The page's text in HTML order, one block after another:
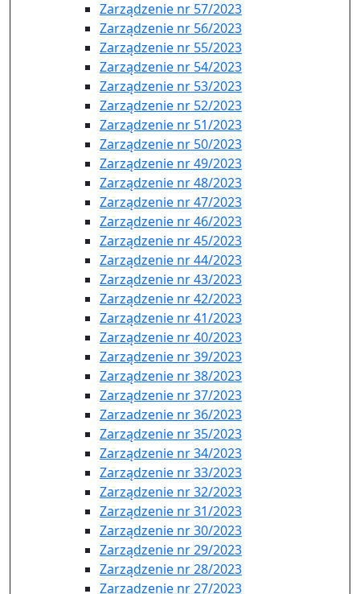
Zarządzenie nr 57/2023
Zarządzenie nr 56/2023
Zarządzenie nr 55/2023
Zarządzenie nr 54/2023
Zarządzenie nr 53/2023
Zarządzenie nr 52/2023
Zarządzenie nr 51/2023
Zarządzenie nr 50/2023
Zarządzenie nr 49/2023
Zarządzenie nr 48/2023
Zarządzenie nr 47/2023
Zarządzenie nr 46/2023
Zarządzenie nr 45/2023
Zarządzenie nr 44/2023
Zarządzenie nr 43/2023
Zarządzenie nr 42/2023
Zarządzenie nr 41/2023
Zarządzenie nr 40/2023
Zarządzenie nr 39/2023
Zarządzenie nr 38/2023
Zarządzenie nr 37/2023
Zarzadzenie nr 36/2023
Zarządzenie nr 35/2023
Zarządzenie nr 34/2023
Zarządzenie nr 33/2023
Zarządzenie nr 32/2023
Zarządzenie nr 31/2023
Zarządzenie nr 30/2023
Zarządzenie nr 29/2023
Zarządzenie nr 28/2023
Zarządzenie nr 27/2023